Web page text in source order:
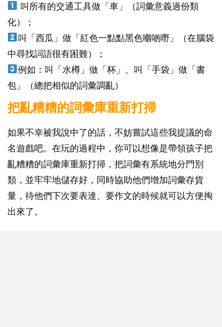
叫所有的交通工具做「車」（詞彙意義過份類
化）；
叫「西瓜」做「紅色一點點黑色嗰啲嘢」（在腦袋
中尋找詞語很有困難）；
例如：叫「水樽」做「杯」、叫「手袋」做「書
包」（總把相似的詞彙調亂）
把亂糟糟的詞彙庫重新打掃
如果不幸被我說中了的話，不妨嘗試這些我提議的命
名遊戲吧。在玩的過程中，你可以想像是帶領孩子把
亂糟糟的詞彙庫重新打掃，把詞彙有系統地分門別
類，並牢牢地儲存好，同時協助他們增加詞彙存貨
量，待他們下次要表達、要作文的時候就可以方便掏
出來了。